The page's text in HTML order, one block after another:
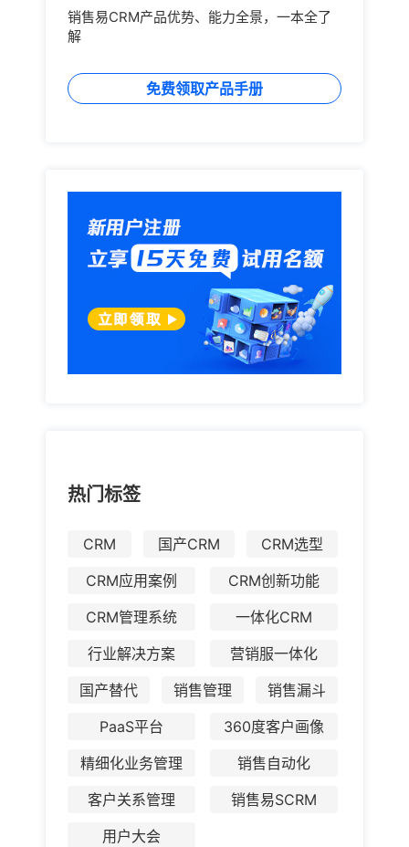
销售易CRM产品优势、能力全景，一本全了
解
免费领取产品手册
热门标签
CRM 国产CRM
CRM选型
CRM应用案例
CRM创新功能
CRM管理系统
一体化CRM
行业解决方案
营销服一体化
国产替代
销售管理
销售漏斗
PaaS平台
360度客户画像
精细化业务管理
销售自动化
客户关系管理
销售易SCRM
用户大会